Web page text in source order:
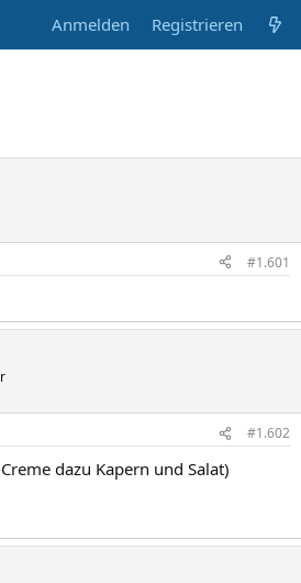
Anmelden Registrieren
#1.601
#1.602
dazu Kapern und Salat)